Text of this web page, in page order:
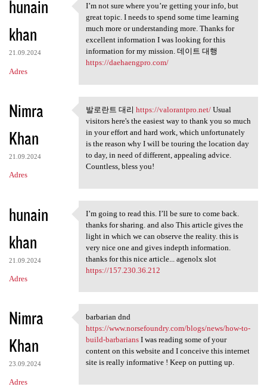
hunain
khan
21.09.2024
Adres
I’m not sure where you’re
I’m not sure where you’re getting your info, but
great topic. I needs to spend some time learning
much more or understanding more. Thanks for
excellent information I was looking for this
information for my mission. 데이트 대행
https://daehaengpro.com/
Nimra
Khan
21.09.2024
Adres
발로란트 대리 https://valorantpro
발로란트 대리 https://valorantpro.net/Usual
visitors here's the easiest way to thank you so much
in your effort and hard work, which unfortunately
is the reason why I will be touring the location day
to day, in need of different, appealing advice.
Countless, bless you!
hunain
khan
21.09.2024
Adres
I’m going to read this. I’ll
I’m going to read this. I’ll be sure to come back.
thanks for sharing. and also This article gives the
light in which we can observe the reality. this is
very nice one and gives indepth information.
thanks for this nice article... agenolx slot
https://157.230.36.212
Nimra
Khan
23.09.2024
Adres
barbarian dnd https://www
barbarian dnd
https://www.norsefoundry.com/blogs/news/how-to-
build-barbariansI was reading some of your
content on this website and I conceive this internet
site is really informative ! Keep on putting up.